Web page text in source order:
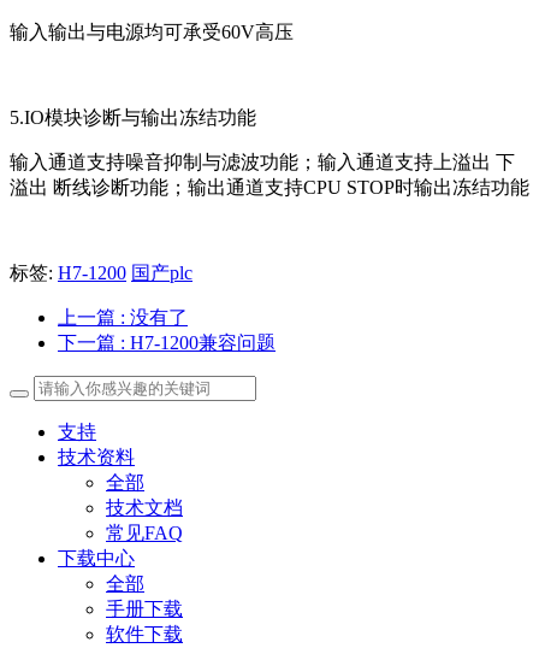
输入输出与电源均可承受60V高压
5.IO模块诊断与输出冻结功能
输入通道支持噪音抑制与滤波功能；输入通道支持上溢出 下
溢出 断线诊断功能；输出通道支持CPU STOP时输出冻结功能
标签: H7-1200 国产plc
上一篇 : 没有了
下一篇 : H7-1200兼容问题
支持
技术资料
全部
技术文档
常见FAQ
下载中心
全部
手册下载
软件下载